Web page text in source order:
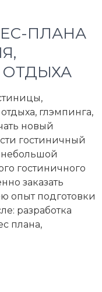
ПЛАНА
ОТДЫХА
глэмпинга,
новый
гостиничный
гостиничного
заказать
опыт подготовки
разработка
плана,